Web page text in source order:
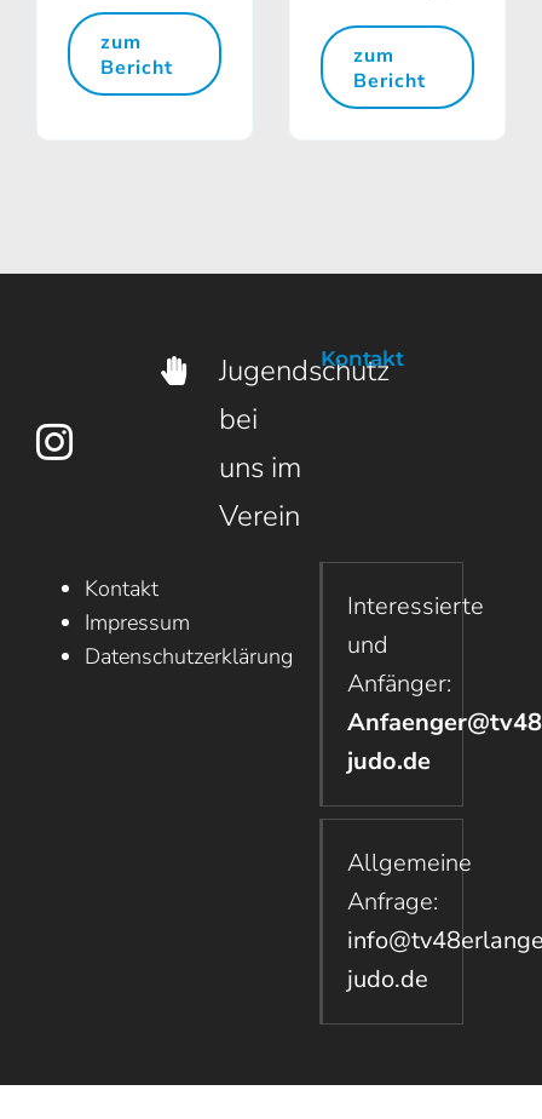
zum
Bericht
zum
Bericht
Jugendschutz
bei
uns im
Verein
Kontakt
Kontakt
Impressum
Datenschutzerklärung
Interessierte
und
Anfänger:
judo.de
Allgemeine
Anfrage:
judo.de